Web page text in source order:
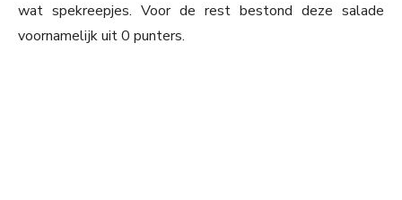
wat spekreepjes. Voor de rest bestond deze salade
voornamelijk uit 0 punters.